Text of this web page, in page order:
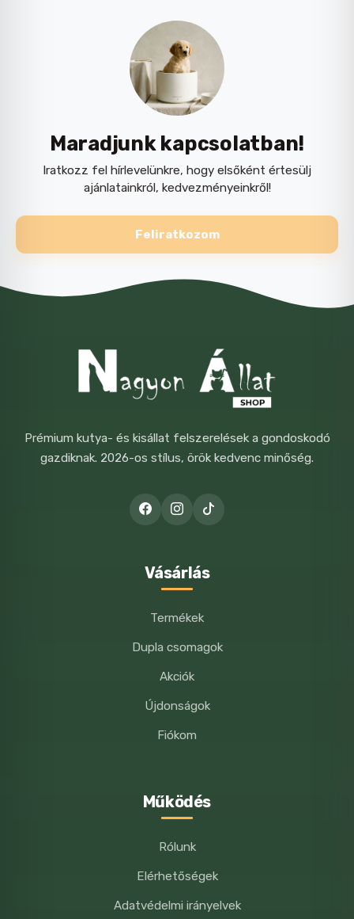
Maradjunk kapcsolatban!
Iratkozz fel hírlevelünkre, hogy elsőként értesülj
ajánlatainkról, kedvezményeinkről!
Feliratkozom
Prémium kutya- és kisállat felszerelések a gondoskodó
gazdiknak. 2026-os stílus, örök kedvenc minőség.
Vásárlás
Termékek
Dupla csomagok
Akciók
Újdonságok
Fiókom
Működés
Rólunk
Elérhetőségek
Adatvédelmi irányelvek